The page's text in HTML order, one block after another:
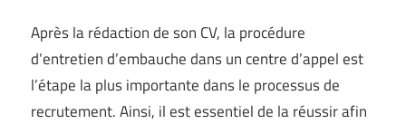
Après la rédaction de son CV, la procédure
d’entretien d’embauche dans un centre d’appel est
l’étape la plus importante dans le processus de
recrutement. Ainsi, il est essentiel de la réussir afin